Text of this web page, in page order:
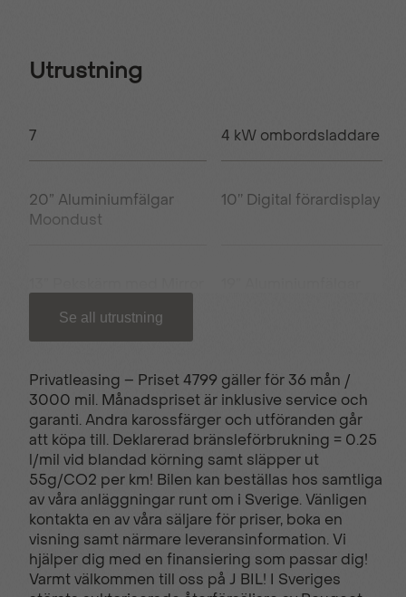
Utrustning
7 4 kW ombordsladdare
20” Aluminiumfälgar
Moondust
10’’ Digital förardisplay
2 zon automatisk
klimatanläggning
2-läges
bagageutrymme
360 graders kamera
3D-inbyggd navigation 6 AirBags
Se all utrustning
Privatleasing – Priset 4799 gäller för 36 mån /
3000 mil. Månadspriset är inklusive service och
garanti. Andra karossfärger och utföranden går
att köpa till. Deklarerad bränsleförbrukning = 0.25
l/mil vid blandad körning samt släpper ut
55g/CO2 per km! Bilen kan beställas hos samtliga
av våra anläggningar runt om i Sverige. Vänligen
kontakta en av våra säljare för priser, boka en
visning samt närmare leveransinformation. Vi
hjälper dig med en finansiering som passar dig!
Varmt välkommen till oss på J BIL! I Sveriges